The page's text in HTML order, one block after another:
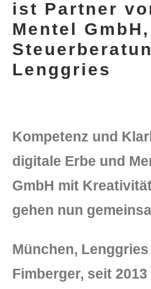
Digitaler Nachlass
DLH Stick – Sicherheitskonzept
Hilfe
DLH Stick Bedienungsanleitung
Videoanleitung und Manual
Versionsinformationen
ist Partner
Mentel GmbH,
Lenggries
Kompetenz und
digitale Erbe und
GmbH mit
gehen nun
München,
Fimberger, seit